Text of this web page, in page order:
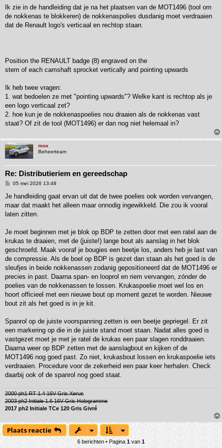
c
h
Ik zie in de handleiding dat je na het plaatsen van de MOT1496 (tool om
de nokkenas te blokkeren) de nokkenaspolies dusdanig moet verdraaien
dat de Renault logo's verticaal en rechtop staan.
Position the RENAULT badge (8) engraved on the
stem of each camshaft sprocket vertically and pointing upwards
Ik heb twee vragen:
1. wat bedoelen ze met "pointing upwards"? Welke kant is rechtop als je
een logo verticaal zet?
2. hoe kun je de nokkenaspoelies nou draaien als de nokkenas vast
staat? Of zit de tool (MOT1496) er dan nog niet helemaal in?
mox
Beheerteam
Re: Distributieriem en gereedschap
B
r
c
h
05 mei 2026 13:48
Je handleiding gaat ervan uit dat de twee poelies ook worden vervangen,
maar dat maakt het alleen maar onnodig ingewikkeld. Die zou ik vooral
laten zitten.
Je moet beginnen met je blok op BDP te zetten door met een ratel aan de
krukas te draaien, met de (juiste!) lange bout als aanslag in het blok
geschroefd. Maak vooraf je bougies een beetje los, anders heb je last van
de compressie. Als de boel op BDP is gezet dan staan als het goed is de
sleufjes in beide nokkenassen zodanig gepositioneerd dat de MOT1496 er
precies in past. Daarna span- en looprol en riem vervangen, zónder de
poelies van de nokkenassen te lossen. Krukaspoelie moet wel los en
hoort officieel met een nieuwe bout op moment gezet te worden. Nieuwe
bout zit als het goed is in je kit.
Spanrol op de juiste voorspanning zetten is een beetje gepriegel. Er zit
een markering op die in de juiste stand moet staan. Nadat alles goed is
vastgezet moet je met je ratel de krukas een paar slagen ronddraaien.
Daarna weer op BDP zetten met de aanslagbout en kijken of de
MOT1496 nog goed past. Zo niet, krukasbout lossen en krukaspoelie iets
verdraaien. Procedure voor de zekerheid een paar keer herhalen. Check
daarbij ook of de spanrol nog goed staat.
2000 ph1 RT 1.4 16V Gris Xerus
2003 ph2 Initiale 1.6 16V Gris Hologramme
2017 ph2 Initiale TCe 120 Gris Givré
Plaats reactie
6 berichten • Pagina 1 van 1